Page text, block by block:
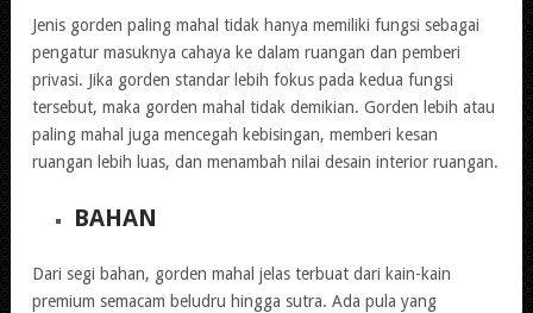
Jenis gorden paling mahal tidak hanya memiliki fungsi sebagai
pengatur masuknya cahaya ke dalam ruangan dan pemberi
privasi. Jika gorden standar lebih fokus pada kedua fungsi
tersebut, maka gorden mahal tidak demikian. Gorden lebih atau
paling mahal juga mencegah kebisingan, memberi kesan
ruangan lebih luas, dan menambah nilai desain interior ruangan.
BAHAN
Dari segi bahan, gorden mahal jelas terbuat dari kain-kain
premium semacam beludru hingga sutra. Ada pula yang